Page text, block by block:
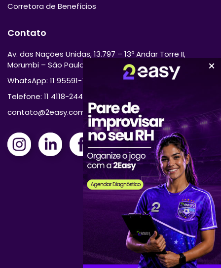
Corretora de Benefícios
Contato
Av. das Nações Unidas, 13.797 – 13º Andar Torre II,
Morumbi – São Paulo/SP 04794-000
WhatsApp: 11 95591-7870
Telefone: 11 4118-2444
contato@2easy.com.br